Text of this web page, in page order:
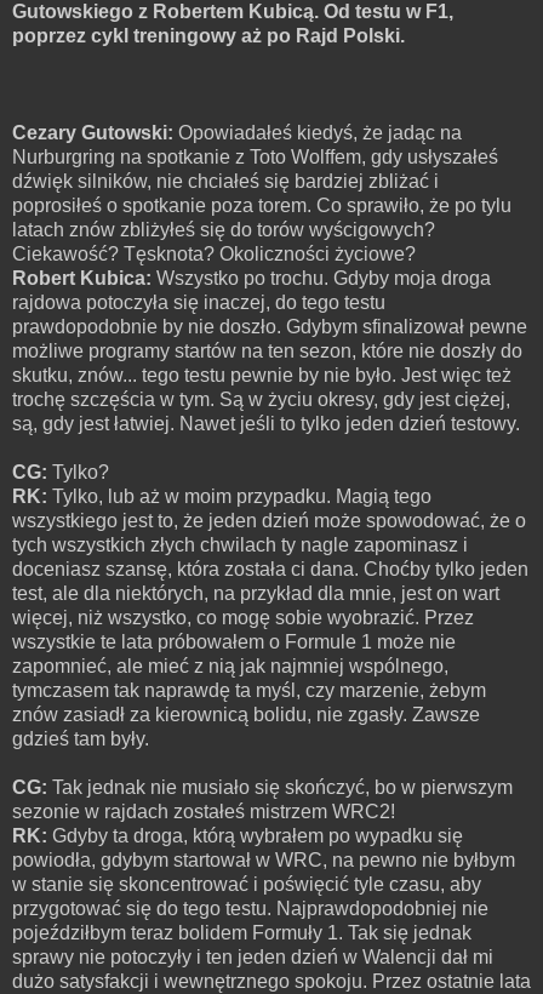
Gutowskiego z Robertem Kubicą. Od testu w F1,
poprzez cykl treningowy aż po Rajd Polski.
Cezary Gutowski: Opowiadałeś kiedyś, że jadąc na
Nurburgring na spotkanie z Toto Wolffem, gdy usłyszałeś
dźwięk silników, nie chciałeś się bardziej zbliżać i
poprosiłeś o spotkanie poza torem. Co sprawiło, że po tylu
latach znów zbliżyłeś się do torów wyścigowych?
Ciekawość? Tęsknota? Okoliczności życiowe?
Robert Kubica: Wszystko po trochu. Gdyby moja droga
rajdowa potoczyła się inaczej, do tego testu
prawdopodobnie by nie doszło. Gdybym sfinalizował pewne
możliwe programy startów na ten sezon, które nie doszły do
skutku, znów... tego testu pewnie by nie było. Jest więc też
trochę szczęścia w tym. Są w życiu okresy, gdy jest ciężej,
są, gdy jest łatwiej. Nawet jeśli to tylko jeden dzień testowy.
CG: Tylko?
RK: Tylko, lub aż w moim przypadku. Magią tego
wszystkiego jest to, że jeden dzień może spowodować, że o
tych wszystkich złych chwilach ty nagle zapominasz i
doceniasz szansę, która została ci dana. Choćby tylko jeden
test, ale dla niektórych, na przykład dla mnie, jest on wart
więcej, niż wszystko, co mogę sobie wyobrazić. Przez
wszystkie te lata próbowałem o Formule 1 może nie
zapomnieć, ale mieć z nią jak najmniej wspólnego,
tymczasem tak naprawdę ta myśl, czy marzenie, żebym
znów zasiadł za kierownicą bolidu, nie zgasły. Zawsze
gdzieś tam były.
CG: Tak jednak nie musiało się skończyć, bo w pierwszym
sezonie w rajdach zostałeś mistrzem WRC2!
RK: Gdyby ta droga, którą wybrałem po wypadku się
powiodła, gdybym startował w WRC, na pewno nie byłbym
w stanie się skoncentrować i poświęcić tyle czasu, aby
przygotować się do tego testu. Najprawdopodobniej nie
pojeździłbym teraz bolidem Formuły 1. Tak się jednak
sprawy nie potoczyły i ten jeden dzień w Walencji dał mi
dużo satysfakcji i wewnętrznego spokoju. Przez ostatnie lata